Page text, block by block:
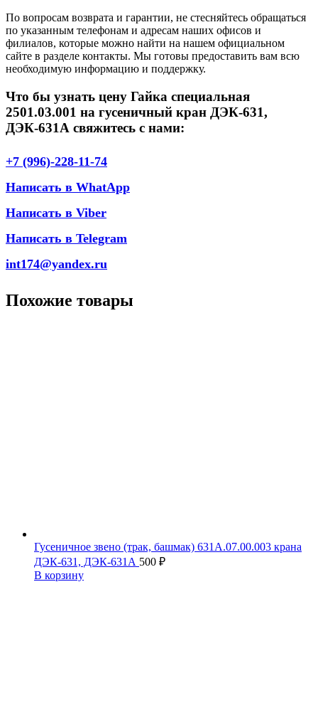
По вопросам возврата и гарантии, не стесняйтесь обращаться
по указанным телефонам и адресам наших офисов и
филиалов, которые можно найти на нашем официальном
сайте в разделе контакты. Мы готовы предоставить вам всю
необходимую информацию и поддержку.
Что бы узнать цену Гайка специальная
2501.03.001 на гусеничный кран ДЭК-631,
ДЭК-631А свяжитесь с нами:
+7 (996)-228-11-74
Написать в WhatApp
Написать в Viber
Написать в Telegram
int174@yandex.ru
Похожие товары
Гусеничное звено (трак, башмак) 631А.07.00.003 крана
ДЭК-631, ДЭК-631А 500 ₽
В корзину